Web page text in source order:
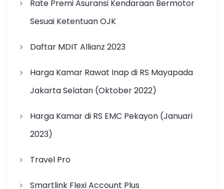
Rate Premi Asuransi Kendaraan Bermotor
Sesuai Ketentuan OJK
Daftar MDIT Allianz 2023
Harga Kamar Rawat Inap di RS Mayapada
Jakarta Selatan (Oktober 2022)
Harga Kamar di RS EMC Pekayon (Januari
2023)
Travel Pro
Smartlink Flexi Account Plus